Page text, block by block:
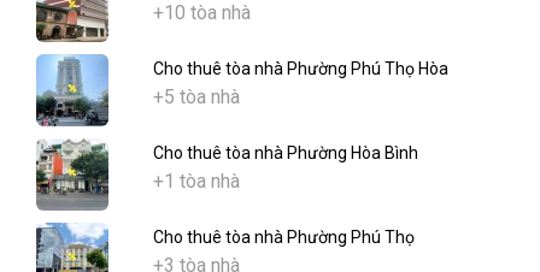
+10 tòa nhà
Cho thuê tòa nhà Phường Phú Thọ Hòa
+5 tòa nhà
Cho thuê tòa nhà Phường Hòa Bình
+1 tòa nhà
Cho thuê tòa nhà Phường Phú Thọ
+3 tòa nhà